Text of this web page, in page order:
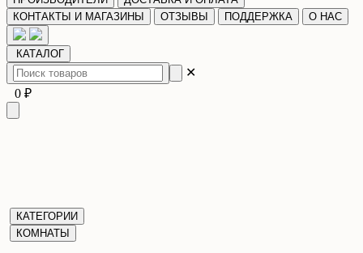
КОНТАКТЫ И МАГАЗИНЫ
ОТЗЫВЫ ПОДДЕРЖКА О НАС
КАТАЛОГ
✕
0 ₽
КАТЕГОРИИ
КОМНАТЫ